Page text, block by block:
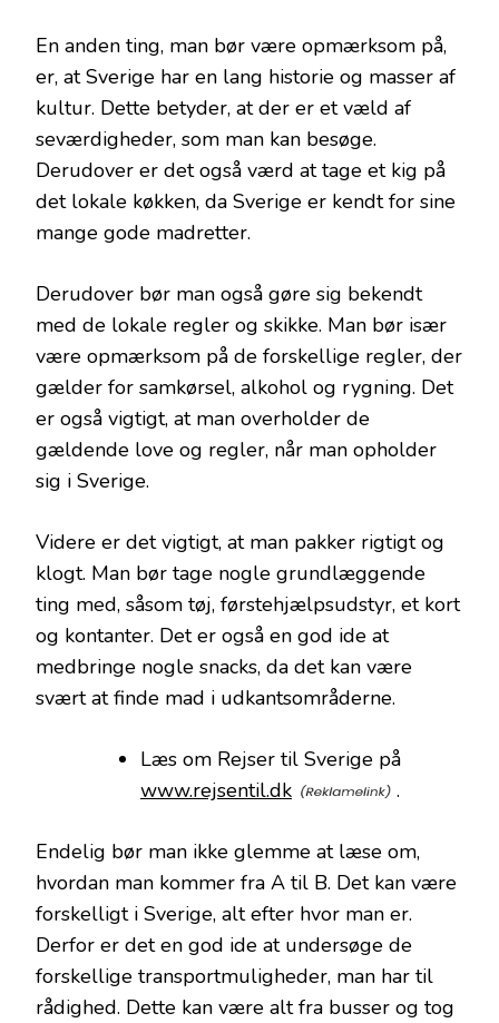
En anden ting, man bør være opmærksom på,
er, at Sverige har en lang historie og masser af
kultur. Dette betyder, at der er et væld af
seværdigheder, som man kan besøge.
Derudover er det også værd at tage et kig på
det lokale køkken, da Sverige er kendt for sine
mange gode madretter.
Derudover bør man også gøre sig bekendt
med de lokale regler og skikke. Man bør især
være opmærksom på de forskellige regler, der
gælder for samkørsel, alkohol og rygning. Det
er også vigtigt, at man overholder de
gældende love og regler, når man opholder
sig i Sverige.
Videre er det vigtigt, at man pakker rigtigt og
klogt. Man bør tage nogle grundlæggende
ting med, såsom tøj, førstehjælpsudstyr, et kort
og kontanter. Det er også en god ide at
medbringe nogle snacks, da det kan være
svært at finde mad i udkantsområderne.
Læs om Rejser til Sverige på
www.rejsentil.dk
.
Endelig bør man ikke glemme at læse om,
hvordan man kommer fra A til B. Det kan være
forskelligt i Sverige, alt efter hvor man er.
Derfor er det en god ide at undersøge de
forskellige transportmuligheder, man har til
rådighed. Dette kan være alt fra busser og tog